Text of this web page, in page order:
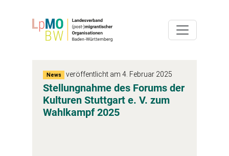
News veröffentlicht am 4. Februar 2025
Stellungnahme des Forums der
Kulturen Stuttgart e. V. zum
Wahlkampf 2025